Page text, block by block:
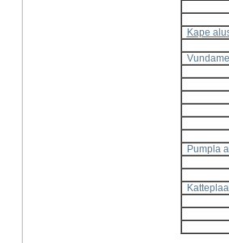
Kape
Pumpla